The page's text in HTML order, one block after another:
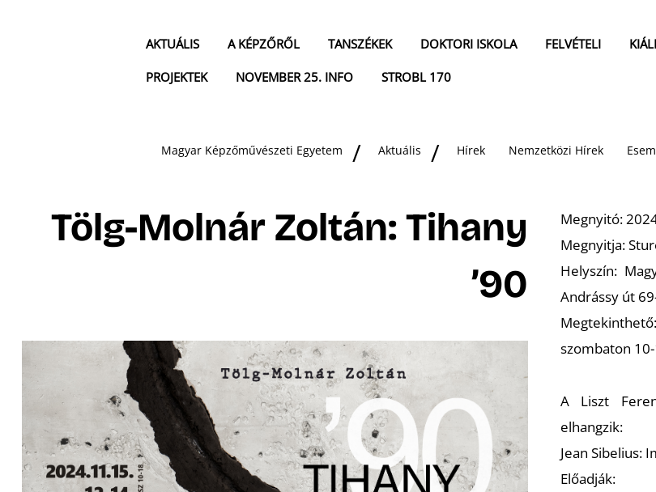
AKTUÁLIS A KÉPZŐRŐL TANSZÉKEK DOKTORI ISKOLA FELVÉTELI
PROJEKTEK
NOVEMBER 25. INFO STROBL 170
Magyar Képzőművészeti Egyetem Aktuális Hírek Nemzetközi Hírek
Tölg-Molnár Zoltán: Tihany
’90
Megnyitó:
Megnyitja:
Helyszín:
Andrássy út
szombaton
A Liszt
elhangzik:
Jean Sibelius:
Előadják: